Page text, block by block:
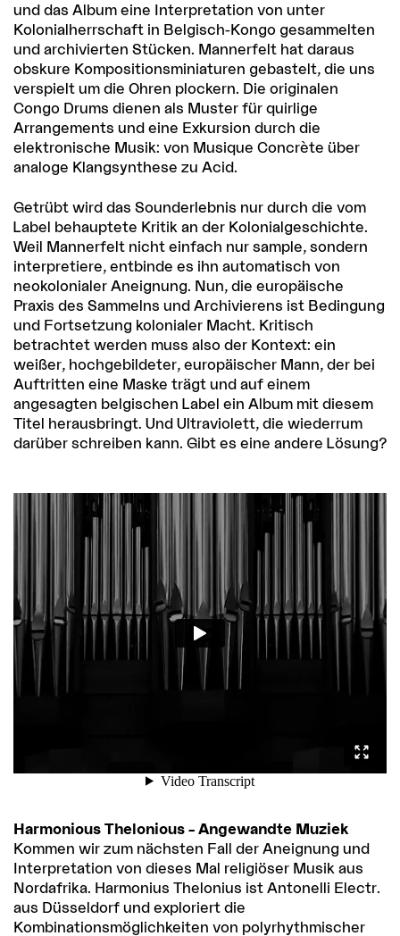
und das Album eine Interpretation von unter
Kolonialherrschaft in Belgisch-Kongo gesammelten
und archivierten Stücken. Mannerfelt hat daraus
obskure Kompositionsminiaturen gebastelt, die uns
verspielt um die Ohren plockern. Die originalen
Congo Drums dienen als Muster für quirlige
Arrangements und eine Exkursion durch die
elektronische Musik: von Musique Concrète über
analoge Klangsynthese zu Acid.
Getrübt wird das Sounderlebnis nur durch die vom
Label behauptete Kritik an der Kolonialgeschichte.
Weil Mannerfelt nicht einfach nur sample, sondern
interpretiere, entbinde es ihn automatisch von
neokolonialer Aneignung. Nun, die europäische
Praxis des Sammelns und Archivierens ist Bedingung
und Fortsetzung kolonialer Macht. Kritisch
betrachtet werden muss also der Kontext: ein
weißer, hochgebildeter, europäischer Mann, der bei
Auftritten eine Maske trägt und auf einem
angesagten belgischen Label ein Album mit diesem
Titel herausbringt. Und Ultraviolett, die wiederrum
darüber schreiben kann. Gibt es eine andere Lösung?
Harmonious Thelonious – Angewandte Muziek
Kommen wir zum nächsten Fall der Aneignung und
Interpretation von dieses Mal religiöser Musik aus
Nordafrika. Harmonius Thelonius ist Antonelli Electr.
aus Düsseldorf und exploriert die
Kombinationsmöglichkeiten von polyrhythmischer